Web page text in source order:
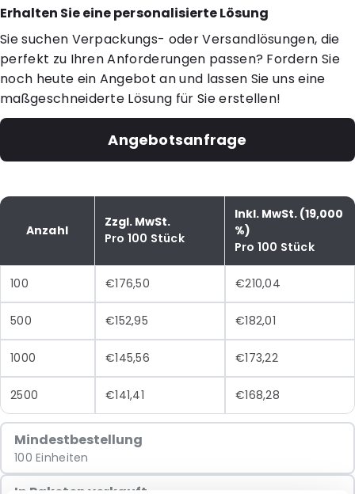
Erhalten Sie eine personalisierte Lösung
Sie suchen Verpackungs- oder Versandlösungen, die
perfekt zu Ihren Anforderungen passen? Fordern Sie
noch heute ein Angebot an und lassen Sie uns eine
maßgeschneiderte Lösung für Sie erstellen!
Angebotsanfrage
Anzahl
Zzgl. MwSt.
Pro 100 Stück
Inkl. MwSt. (19,000
%)
Pro 100 Stück
100 €176,50 €210,04
500 €152,95 €182,01
1000 €145,56 €173,22
2500 €141,41 €168,28
Mindestbestellung
100 Einheiten